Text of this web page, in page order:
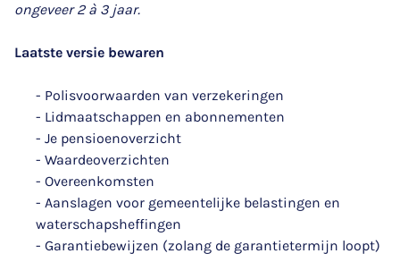
ongeveer 2 à 3 jaar.
Laatste versie bewaren
- Polisvoorwaarden van verzekeringen
- Lidmaatschappen en abonnementen
- Je pensioenoverzicht
- Waardeoverzichten
- Overeenkomsten
- Aanslagen voor gemeentelijke belastingen en
waterschapsheffingen
- Garantiebewijzen (zolang de garantietermijn loopt)